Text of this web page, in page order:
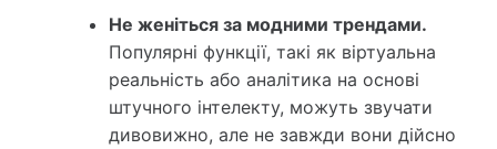
Не женіться за модними трендами.
Популярні функції, такі як віртуальна
реальність або аналітика на основі
штучного інтелекту, можуть звучати
дивовижно, але не завжди вони дійсно